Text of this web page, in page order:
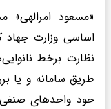
«مسعود امرالهی»
اساسی وزارت جهاد
نظارت برخط
طریق سامانه و یا
خود واحد‌های صنفی